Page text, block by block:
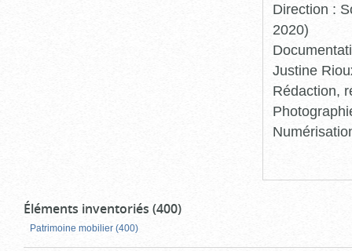
Direction :
2020)
Justine
Rédaction,
Éléments inventoriés (400)
Patrimoine mobilier (400)